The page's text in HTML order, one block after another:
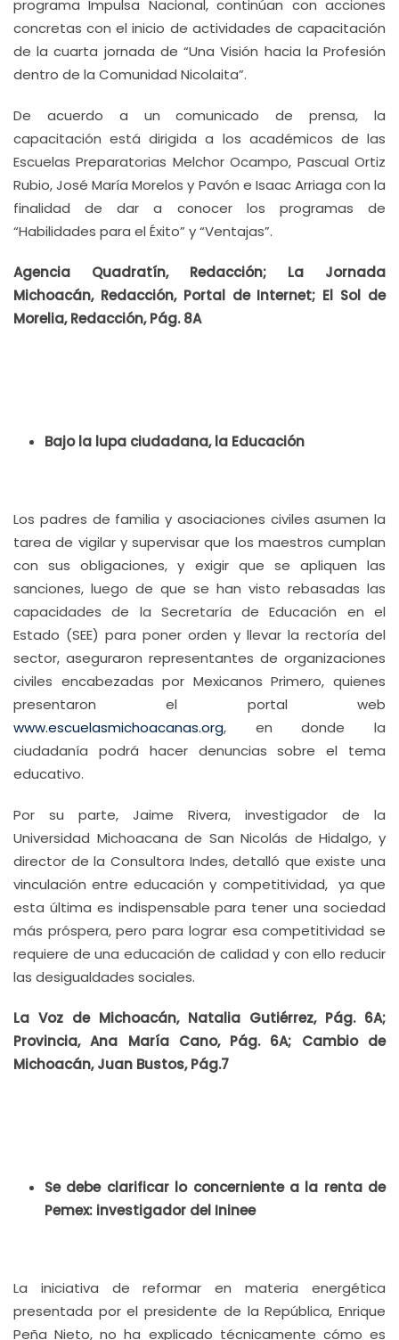
programa Impulsa Nacional, continúan con acciones
concretas con el inicio de actividades de capacitación
de la cuarta jornada de “Una Visión hacia la Profesión
dentro de la Comunidad Nicolaita”.
De acuerdo a un comunicado de prensa, la
capacitación está dirigida a los académicos de las
Escuelas Preparatorias Melchor Ocampo, Pascual Ortiz
Rubio, José María Morelos y Pavón e Isaac Arriaga con la
finalidad de dar a conocer los programas de
“Habilidades para el Éxito” y “Ventajas”.
Agencia Quadratín, Redacción; La Jornada
Michoacán, Redacción, Portal de Internet; El Sol de
Morelia, Redacción, Pág. 8A
Bajo la lupa ciudadana, la Educación
Los padres de familia y asociaciones civiles asumen la
tarea de vigilar y supervisar que los maestros cumplan
con sus obligaciones, y exigir que se apliquen las
sanciones, luego de que se han visto rebasadas las
capacidades de la Secretaría de Educación en el
Estado (SEE) para poner orden y llevar la rectoría del
sector, aseguraron representantes de organizaciones
civiles encabezadas por Mexicanos Primero, quienes
presentaron el portal web
www.escuelasmichoacanas.org, en donde la
ciudadanía podrá hacer denuncias sobre el tema
educativo.
Por su parte, Jaime Rivera, investigador de la
Universidad Michoacana de San Nicolás de Hidalgo, y
director de la Consultora Indes, detalló que existe una
vinculación entre educación y competitividad, ya que
esta última es indispensable para tener una sociedad
más próspera, pero para lograr esa competitividad se
requiere de una educación de calidad y con ello reducir
las desigualdades sociales.
La Voz de Michoacán, Natalia Gutiérrez, Pág. 6A;
Provincia, Ana María Cano, Pág. 6A; Cambio de
Michoacán, Juan Bustos, Pág.7
Se debe clarificar lo concerniente a la renta de
Pemex: investigador del Ininee
La iniciativa de reformar en materia energética
presentada por el presidente de la República, Enrique
Peña Nieto, no ha explicado técnicamente cómo es